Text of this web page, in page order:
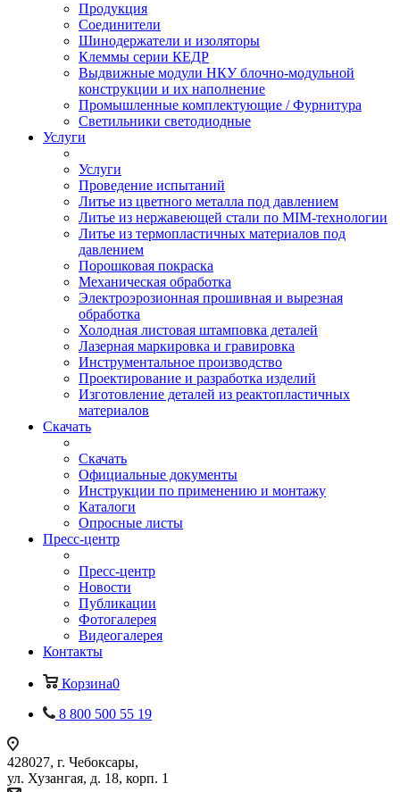
Продукция
Соединители
Шинодержатели и изоляторы
Клеммы серии КЕДР
Выдвижные модули НКУ блочно-модульной
конструкции и их наполнение
Промышленные комплектующие / Фурнитура
Светильники светодиодные
Услуги
Услуги
Проведение испытаний
Литье из цветного металла под давлением
Литье из нержавеющей стали по MIM-технологии
Литье из термопластичных материалов под
давлением
Порошковая покраска
Механическая обработка
Электроэрозионная прошивная и вырезная
обработка
Холодная листовая штамповка деталей
Лазерная маркировка и гравировка
Инструментальное производство
Проектирование и разработка изделий
Изготовление деталей из реактопластичных
материалов
Скачать
Скачать
Официальные документы
Инструкции по применению и монтажу
Каталоги
Опросные листы
Пресс-центр
Пресс-центр
Новости
Публикации
Фотогалерея
Видеогалерея
Контакты
Корзина0
8 800 500 55 19
428027, г. Чебоксары,
ул. Хузангая, д. 18, корп. 1